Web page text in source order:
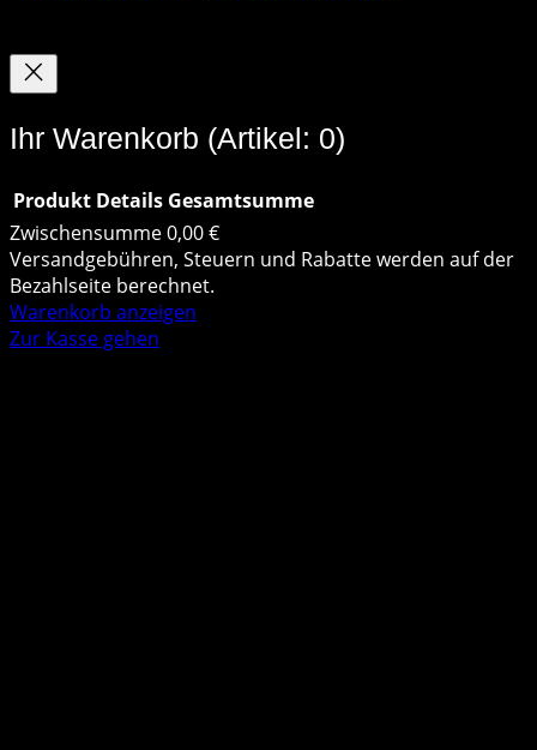
Ihr Warenkorb (Artikel: 0)
Produkte
im
Warenkorb
Produkt Details Gesamtsumme
Zwischensumme0,00 €
Versandgebühren, Steuern und Rabatte werden auf der
Bezahlseite berechnet.
Warenkorb anzeigen
Zur Kasse gehen